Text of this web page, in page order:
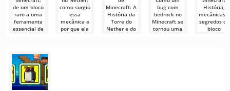
de um bloco
raro a uma
ferramenta
essencial de
um dos blocos
mais
como surgiu
essa
mecânica e
por que ela
Minecraft: A
História da
Torre do
Nether e do
bug com
bedrock no
Minecraft se
tornou uma
História,
mecânicas e
segredos do
bloco